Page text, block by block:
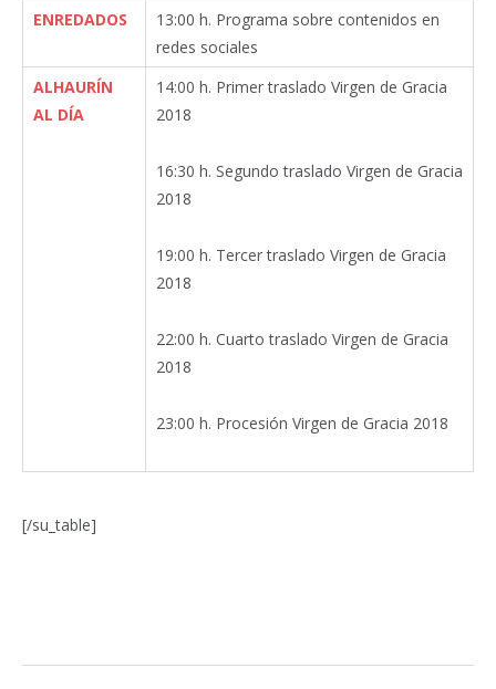
ENREDADOS
13:00 h. Programa sobre contenidos en
redes sociales
ALHAURÍN
AL DÍA
14:00 h. Primer traslado Virgen de Gracia
2018
16:30 h. Segundo traslado Virgen de Gracia
2018
19:00 h. Tercer traslado Virgen de Gracia
2018
22:00 h. Cuarto traslado Virgen de Gracia
2018
23:00 h. Procesión Virgen de Gracia 2018
[/su_table]